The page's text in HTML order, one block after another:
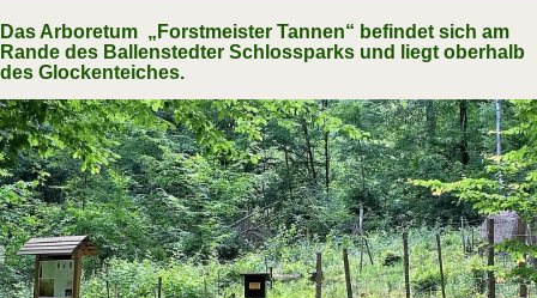
Das Arboretum „Forstmeister Tannen“ befindet sich am
Rande des Ballenstedter Schlossparks und liegt oberhalb
des Glockenteiches.